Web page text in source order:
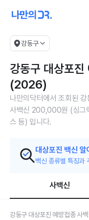
강동구
강동구 대상포진
(2026)
나만의닥터에서 조회된
사백신 200,000원 (싱그
스 등) 입니다.
대상포진 백신 알
백신 종류별 특징과
사백신
강동구 대상포진 예방접종 사